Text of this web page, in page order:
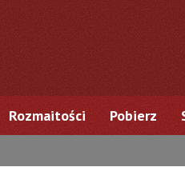
Rozmaitości Pobierz